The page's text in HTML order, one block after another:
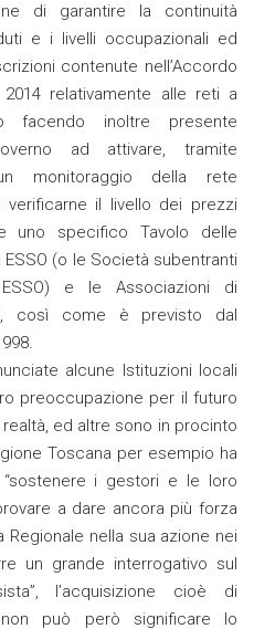
di garantire la continuità
e i livelli occupazionali ed
contenute nell’Accordo
relativamente alle reti a
facendo inoltre presente
ad attivare, tramite
un monitoraggio della rete
verificarne il livello dei prezzi
uno specifico Tavolo delle
(o le Società subentranti
e le Associazioni di
così come è previsto dal
alcune Istituzioni locali
preoccupazione per il futuro
ed altre sono in procinto
Toscana per esempio ha
i gestori e le loro
a dare ancora più forza
Regionale nella sua azione nei
un grande interrogativo sul
l’acquisizione cioè di
può però significare lo